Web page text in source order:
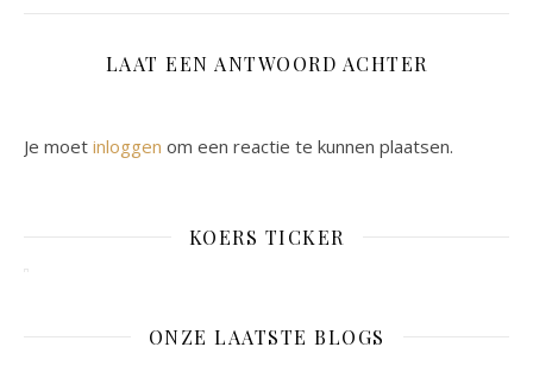
LAAT EEN ANTWOORD ACHTER
Je moet inloggen om een reactie te kunnen plaatsen.
KOERS TICKER
ONZE LAATSTE BLOGS